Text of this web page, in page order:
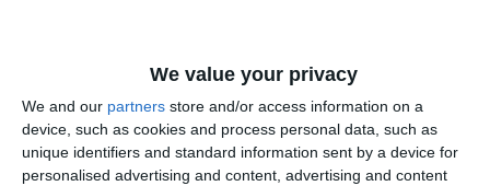
We value your privacy
We and our partners store and/or access information on a
device, such as cookies and process personal data, such as
unique identifiers and standard information sent by a device for
personalised advertising and content, advertising and content
Preşedintele a remarcat detaliile care sunt dezbătute în acest
moment pe tema legii agreate de fosta coaliţie de guvernare.